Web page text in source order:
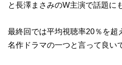
と長澤まさみのW主演で話題に
最終回では平均視聴率20％を超
名作ドラマの一つと言って良い